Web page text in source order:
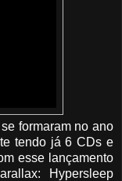
formaram no ano
tendo já 6 CDs e
esse lançamento
Hypersleep